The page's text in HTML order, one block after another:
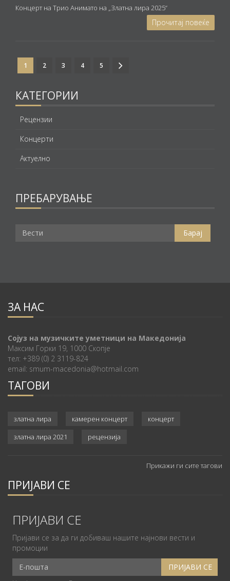
Концерт на Трио Анимато на „Златна лира 2025“
Прочитај повеќе
1 2 3 4 5
КАТЕГОРИИ
Рецензии
Концерти
Актуелно
ПРЕБАРУВАЊЕ
ЗА НАС
Сојуз на музичките уметници на Македонија
Максим Горки 19, 1000 Скопје
тел: +389 (0) 2 3119-824
email: smum-macedonia@hotmail.com
ТАГОВИ
златна лира камерен концерт
концерт
златна лира 2021
рецензија
Прикажи ги сите тагови
ПРИЈАВИ СЕ
ПРИЈАВИ СЕ
Пријави се за да ги добиваш нашите најнови вести и
промоции